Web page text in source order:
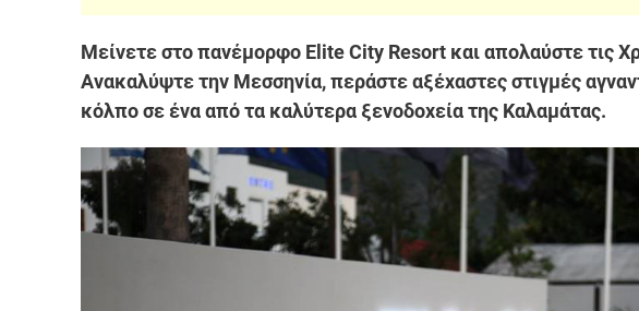
Μείνετε στο πανέμορφο Elite City Resort και απολαύστε τις
Ανακαλύψτε την Μεσσηνία, περάστε αξέχαστες στιγμές
κόλπο σε ένα από τα καλύτερα ξενοδοχεία της Καλαμάτας.